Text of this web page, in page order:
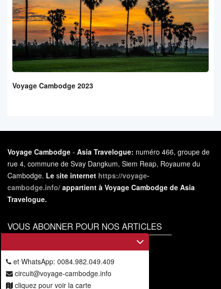
Voyage Cambodge 2023
Voyage Cambodge - Asia Travelogue: numéro 466, groupe de
rue 4, commune de Svay Dangkum, Siem Reap, Royaume du
Cambodge. Le site internet https://voyage-
cambodge.info/ appartient à Voyage Cambodge de Asia
Travelogue.
VOUS ABONNER POUR NOS ARTICLES
abonner
et WhatsApp: 0084.982.049.409
circuit@voyage-cambodge.info
cliquez pour voir la carte